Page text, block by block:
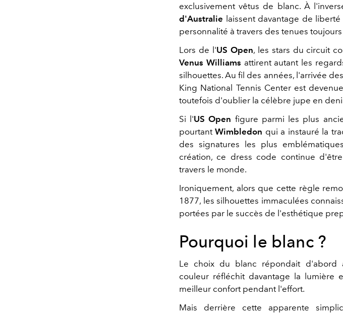
exclusivement vêtus de blanc. À
d'Australie laissent davantage de
personnalité à travers des tenues
Lors de l'US Open, les stars du circuit
Venus Williams attirent autant les
silhouettes. Au fil des années, l'arrivée
King National Tennis Center est
toutefois d'oublier la célèbre jupe en
Si l'US Open figure parmi les plus
pourtantWimbledon qui a instauré la
des signatures les plus
création, ce dress code continue
travers le monde.
Ironiquement, alors que cette règle
1877, les silhouettes immaculées
portées par le succès de l'esthétique
Pourquoi le blanc ?
Le choix du blanc répondait d'abord
couleur réfléchit davantage la lumière
meilleur confort pendant l'effort.
Mais derrière cette apparente